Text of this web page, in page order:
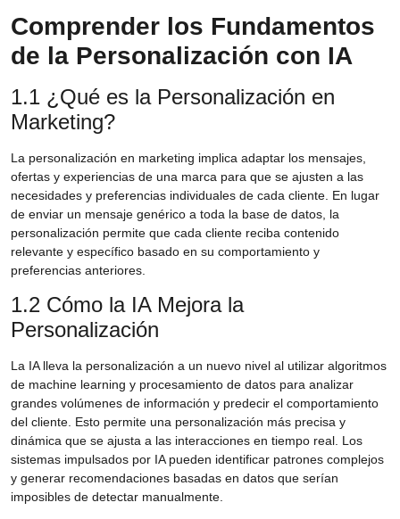
Comprender los Fundamentos
de la Personalización con IA
1.1 ¿Qué es la Personalización en
Marketing?
La personalización en marketing implica adaptar los mensajes,
ofertas y experiencias de una marca para que se ajusten a las
necesidades y preferencias individuales de cada cliente. En lugar
de enviar un mensaje genérico a toda la base de datos, la
personalización permite que cada cliente reciba contenido
relevante y específico basado en su comportamiento y
preferencias anteriores.
1.2 Cómo la IA Mejora la
Personalización
La IA lleva la personalización a un nuevo nivel al utilizar algoritmos
de machine learning y procesamiento de datos para analizar
grandes volúmenes de información y predecir el comportamiento
del cliente. Esto permite una personalización más precisa y
dinámica que se ajusta a las interacciones en tiempo real. Los
sistemas impulsados por IA pueden identificar patrones complejos
y generar recomendaciones basadas en datos que serían
imposibles de detectar manualmente.